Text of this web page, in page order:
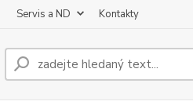
Servis a ND Kontakty